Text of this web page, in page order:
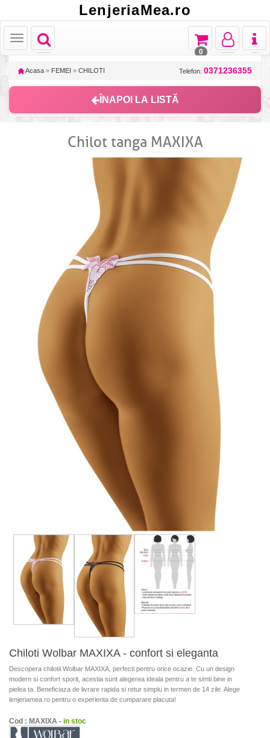
LenjeriaMea.ro
Toggle
navigation
Toggle
Toggle
navigation
Toggle
navigation
Toggle
navigation
0
Acasa » FEMEI » CHILOTI Telefon: 0371236355
ÎNAPOI LA LISTĂ
Chilot tanga MAXIXA
Chiloti Wolbar MAXIXA - confort si eleganta
Descopera chilotii Wolbar MAXIXA, perfecti pentru orice ocazie. Cu un design
modern si confort sporit, acestia sunt alegerea ideala pentru a te simti bine in
pielea ta. Beneficiaza de livrare rapida si retur simplu in termen de 14 zile. Alege
lenjeriamea.ro pentru o experienta de cumparare placuta!
Cod : MAXIXA - in stoc